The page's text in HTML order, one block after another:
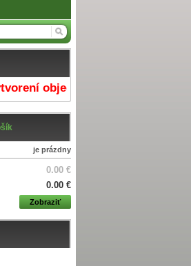
objednávky v e-shope a
je prázdny
0.00 €
0.00 €
Zobraziť